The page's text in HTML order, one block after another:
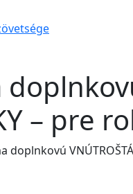
– pre
doplnkovú